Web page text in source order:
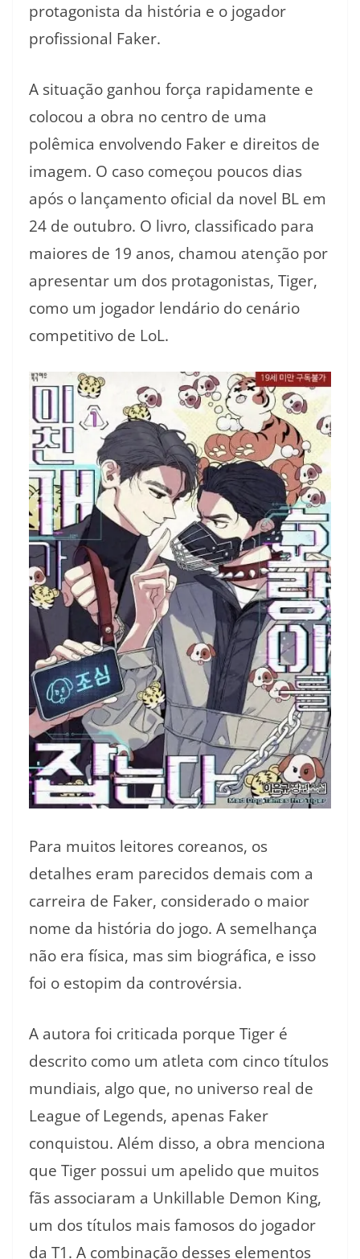
protagonista da história e o jogador
profissional Faker.
A situação ganhou força rapidamente e
colocou a obra no centro de uma
polêmica envolvendo Faker e direitos de
imagem. O caso começou poucos dias
após o lançamento oficial da novel BL em
24 de outubro. O livro, classificado para
maiores de 19 anos, chamou atenção por
apresentar um dos protagonistas, Tiger,
como um jogador lendário do cenário
competitivo de LoL.
Para muitos leitores coreanos, os
detalhes eram parecidos demais com a
carreira de Faker, considerado o maior
nome da história do jogo. A semelhança
não era física, mas sim biográfica, e isso
foi o estopim da controvérsia.
A autora foi criticada porque Tiger é
descrito como um atleta com cinco títulos
mundiais, algo que, no universo real de
League of Legends, apenas Faker
conquistou. Além disso, a obra menciona
que Tiger possui um apelido que muitos
fãs associaram a Unkillable Demon King,
um dos títulos mais famosos do jogador
da T1. A combinação desses elementos